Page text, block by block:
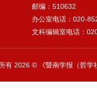
邮编：510632
办公室电话：020-
文科编辑室电话：
有 2026 © 《暨南学报（哲